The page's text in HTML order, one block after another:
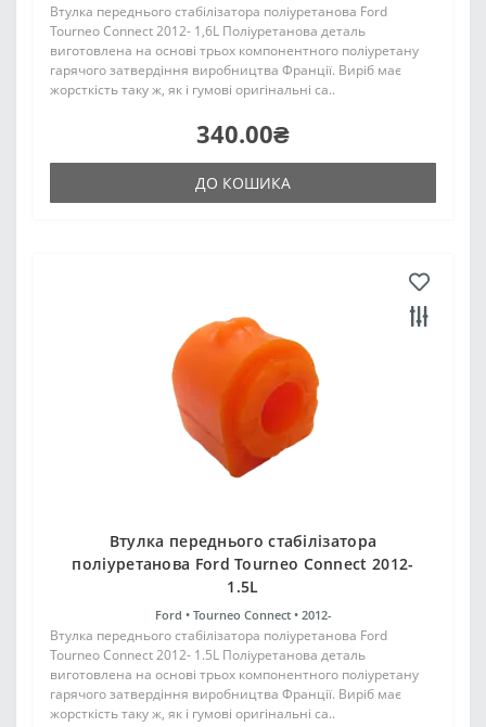
Втулка переднього стабілізатора поліуретанова Ford
Tourneo Connect 2012- 1,6L Поліуретанова деталь
виготовлена на основі трьох компонентного поліуретану
гарячого затвердіння виробництва Франції. Виріб має
жорсткість таку ж, як і гумові оригінальні са..
340.00₴
ДО КОШИКА
Втулка переднього стабілізатора
поліуретанова Ford Tourneo Connect 2012-
1.5L
Ford • Tourneo Connect • 2012-
Втулка переднього стабілізатора поліуретанова Ford
Tourneo Connect 2012- 1.5L Поліуретанова деталь
виготовлена на основі трьох компонентного поліуретану
гарячого затвердіння виробництва Франції. Виріб має
жорсткість таку ж, як і гумові оригінальні са..